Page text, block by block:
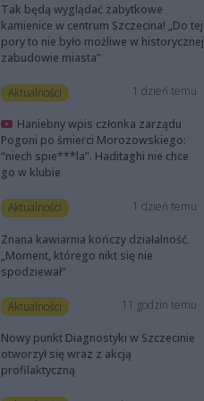
Tak będą wyglądać zabytkowe
kamienice w centrum Szczecina! „Do tej
pory to nie było możliwe w historycznej
zabudowie miasta”
Aktualności 1 dzień temu
Haniebny wpis członka zarządu
Pogoni po śmierci Morozowskiego:
“niech spie***la”. Haditaghi nie chce
go w klubie
Aktualności 1 dzień temu
Znana kawiarnia kończy działalność.
„Moment, którego nikt się nie
spodziewał”
Aktualności 11 godzin temu
Nowy punkt Diagnostyki w Szczecinie
otworzył się wraz z akcją
profilaktyczną